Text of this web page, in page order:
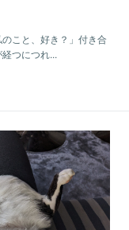
こと、好き？」付き合
つにつれ...